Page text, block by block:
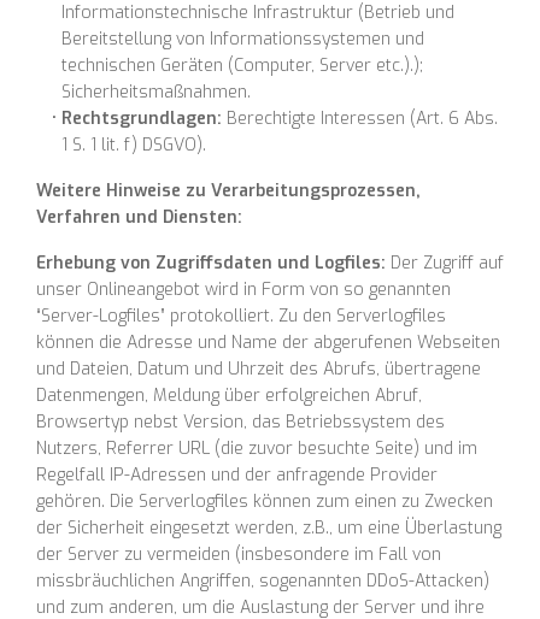
Informationstechnische Infrastruktur (Betrieb und
Bereitstellung von Informationssystemen und
technischen Geräten (Computer, Server etc.).);
Sicherheitsmaßnahmen.
Rechtsgrundlagen: Berechtigte Interessen (Art. 6 Abs.
1 S. 1 lit. f) DSGVO).
Weitere Hinweise zu Verarbeitungsprozessen,
Verfahren und Diensten:
Erhebung von Zugriffsdaten und Logfiles: Der Zugriff auf
unser Onlineangebot wird in Form von so genannten
“Server-Logfiles” protokolliert. Zu den Serverlogfiles
können die Adresse und Name der abgerufenen Webseiten
und Dateien, Datum und Uhrzeit des Abrufs, übertragene
Datenmengen, Meldung über erfolgreichen Abruf,
Browsertyp nebst Version, das Betriebssystem des
Nutzers, Referrer URL (die zuvor besuchte Seite) und im
Regelfall IP-Adressen und der anfragende Provider
gehören. Die Serverlogfiles können zum einen zu Zwecken
der Sicherheit eingesetzt werden, z.B., um eine Überlastung
der Server zu vermeiden (insbesondere im Fall von
missbräuchlichen Angriffen, sogenannten DDoS-Attacken)
und zum anderen, um die Auslastung der Server und ihre